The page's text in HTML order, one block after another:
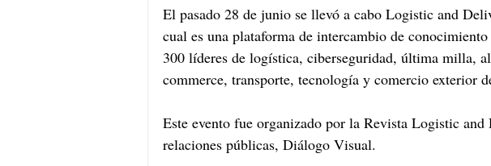
El pasado 28 de junio se llevó a cabo Logistic and
cual es una plataforma de intercambio de
300 líderes de logística, ciberseguridad, última milla,
commerce, transporte, tecnología y comercio exterior
Este evento fue organizado por la Revista Logistic
relaciones públicas, Diálogo Visual.